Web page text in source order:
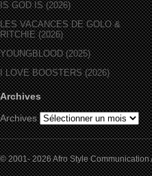
IS GOD IS (2026)
LES VACANCES DE GOLO &
RITCHIE (2026)
YOUNGBLOOD (2025)
I LOVE BOOSTERS (2026)
Archives
Archives
© 2001- 2026 Afro Style Communication